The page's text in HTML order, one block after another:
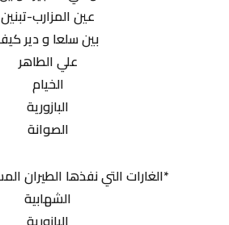
عين المزارب-تبنين
بين سلعا و دير
علي الطاهر
الخيام
البازورية
الصوانة
*الغارات التي نفذها الطيران
الشهابية